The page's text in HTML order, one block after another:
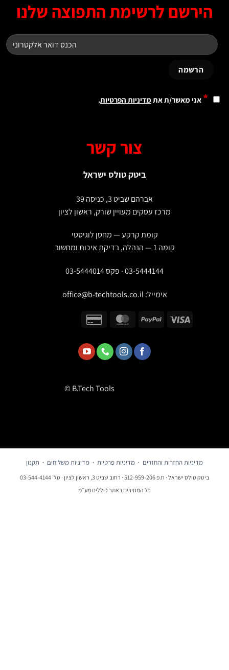
לרשימת התפוצה שלנו
אני מאשר/ת אתמדיניות הפרטיות.
צור קשר
ביטק טולס ישראל
אברהם שביט 3, כניסה 39
מרכז עסקים מעויין שורק, ראשון לציון
קומת קרקע — מחסן לוגיסטי
03-5444144 · פקס 03-5444014
אימייל:office@b-techtools.co.il
© B.Tech Tools
מדיניות החזרות והחזרים ·מדיניות פרטיות·מדיניות משלוחים·תקנון
ביטק טולס ישראל · ח.פ 512-959-206 · רחוב שביט 3, ראשון לציון · טל׳ 03-544-4144
כל המחירים באתר כוללים מע״מ